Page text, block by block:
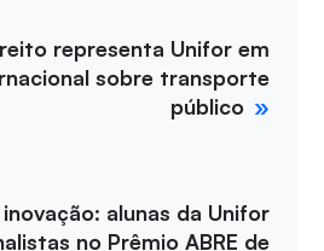
representa Unifor em
sobre transporte
público
alunas da Unifor
no Prêmio ABRE de